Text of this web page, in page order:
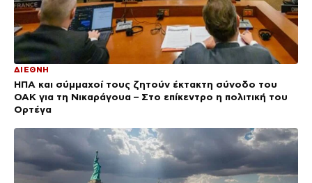
ΔΙΕΘΝΗ
ΗΠΑ και σύμμαχοί τους ζητούν έκτακτη σύνοδο του
ΟΑΚ για τη Νικαράγουα – Στο επίκεντρο η πολιτική του
Ορτέγα